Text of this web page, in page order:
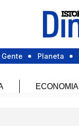
Gente Planeta
ECONOMIA